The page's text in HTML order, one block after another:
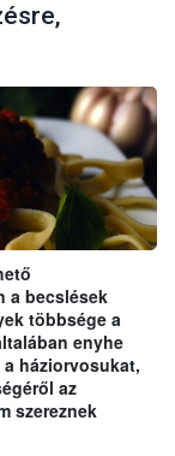
a becslések
többsége a
enyhe
háziorvosukat,
az
szereznek